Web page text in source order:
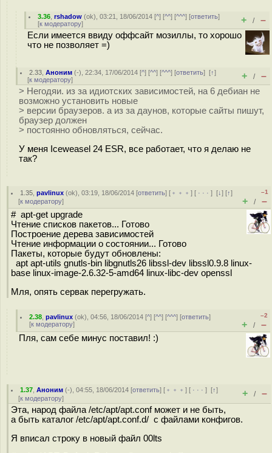
3.36 ,rshadow (ok), 03:21, 18/06/2014 [^] [^^] [^^^] [ответить]
[к модератору] + / –
Если имеется ввиду оффсайт мозиллы, то хорошо
что не позволяет =)
2.33 ,Аноним (-), 22:34, 17/06/2014 [^] [^^] [^^^] [ответить][↑]
[к модератору] + / –
> Негодяи. из за идиотских зависимостей, на 6 дебиан не
возможно установить новые
> версии браузеров. а из за даунов, которые сайты пишут,
браузер должен
> постоянно обновляться, сейчас.
У меня Iceweasel 24 ESR, все работает, что я делаю не
так?
1.35 ,pavlinux (ok), 03:19, 18/06/2014 [ответить] [ ﹢﹢﹢] [ · · ·][↓] [↑]
[к модератору]
–1
+ / –
# apt-get upgrade
Чтение списков пакетов... Готово
Построение дерева зависимостей
Чтение информации о состоянии... Готово
Пакеты, которые будут обновлены:
apt apt-utils gnutls-bin libgnutls26 libssl-dev libssl0.9.8 linux-
base linux-image-2.6.32-5-amd64 linux-libc-dev openssl
Мля, опять сервак перегружать.
2.38 ,pavlinux (ok), 04:56, 18/06/2014 [^] [^^] [^^^] [ответить]
[к модератору]
–2
+ / –
Пля, сам себе минус поставил! :)
1.37 ,Аноним (-), 04:55, 18/06/2014 [ответить] [ ﹢﹢﹢] [ · · ·][↑]
[к модератору] + / –
Эта, народ файла /etc/apt/apt.conf может и не быть,
а быть каталог /etc/apt/apt.conf.d/ с файлами конфигов.
Я вписал строку в новый файл 00lts